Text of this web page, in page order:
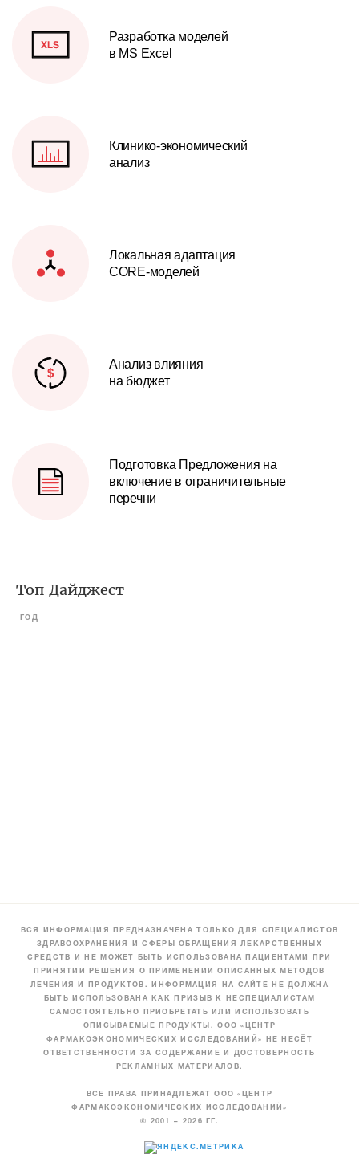
Разработка моделей
в MS Excel
Клинико-экономический
анализ
Локальная адаптация
CORE-моделей
Анализ влияния
на бюджет
Подготовка Предложения на
включение в ограничительные
перечни
Топ Дайджест
ГОД
ВСЯ ИНФОРМАЦИЯ ПРЕДНАЗНАЧЕНА ТОЛЬКО ДЛЯ СПЕЦИАЛИСТОВ
ЗДРАВООХРАНЕНИЯ И СФЕРЫ ОБРАЩЕНИЯ ЛЕКАРСТВЕННЫХ
СРЕДСТВ И НЕ МОЖЕТ БЫТЬ ИСПОЛЬЗОВАНА ПАЦИЕНТАМИ ПРИ
ПРИНЯТИИ РЕШЕНИЯ О ПРИМЕНЕНИИ ОПИСАННЫХ МЕТОДОВ
ЛЕЧЕНИЯ И ПРОДУКТОВ. ИНФОРМАЦИЯ НА САЙТЕ НЕ ДОЛЖНА
БЫТЬ ИСПОЛЬЗОВАНА КАК ПРИЗЫВ К НЕСПЕЦИАЛИСТАМ
САМОСТОЯТЕЛЬНО ПРИОБРЕТАТЬ ИЛИ ИСПОЛЬЗОВАТЬ
ОПИСЫВАЕМЫЕ ПРОДУКТЫ. ООО «ЦЕНТР
ФАРМАКОЭКОНОМИЧЕСКИХ ИССЛЕДОВАНИЙ» НЕ НЕСЁТ
ОТВЕТСТВЕННОСТИ ЗА СОДЕРЖАНИЕ И ДОСТОВЕРНОСТЬ
РЕКЛАМНЫХ МАТЕРИАЛОВ.
ВСЕ ПРАВА ПРИНАДЛЕЖАТ ООО «ЦЕНТР
ФАРМАКОЭКОНОМИЧЕСКИХ ИССЛЕДОВАНИЙ»
© 2001 – 2026 ГГ.